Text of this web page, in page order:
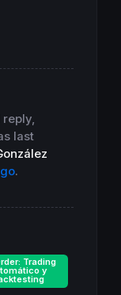
reply,
last
.
Trading
y